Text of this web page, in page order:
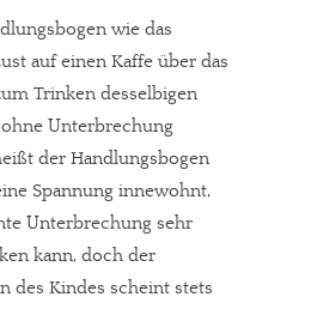
wie das
auf einen Kaffe über das
Trinken desselbigen
Unterbrechung
der Handlungsbogen
Spannung innewohnt,
Unterbrechung sehr
kann, doch der
des Kindes scheint stets